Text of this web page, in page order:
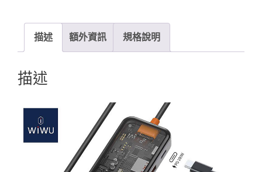
描述 額外資訊 規格說明
描述